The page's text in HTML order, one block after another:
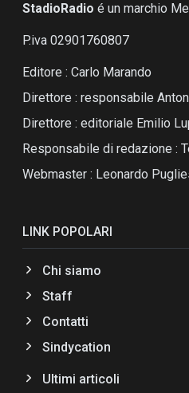
StadioRadio é un marchio
P.iva 02901760807
Editore : Carlo Marando
Direttore : responsabile
Direttore : editoriale Emilio
Responsabile di redazione :
Webmaster : Leonardo
LINK POPOLARI
Chi siamo
Staff
Contatti
Sindycation
Ultimi articoli